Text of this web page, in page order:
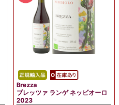
Brezza
ブレッツァ ランゲ ネッビオーロ
2023